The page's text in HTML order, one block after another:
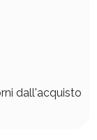
dall'acquisto